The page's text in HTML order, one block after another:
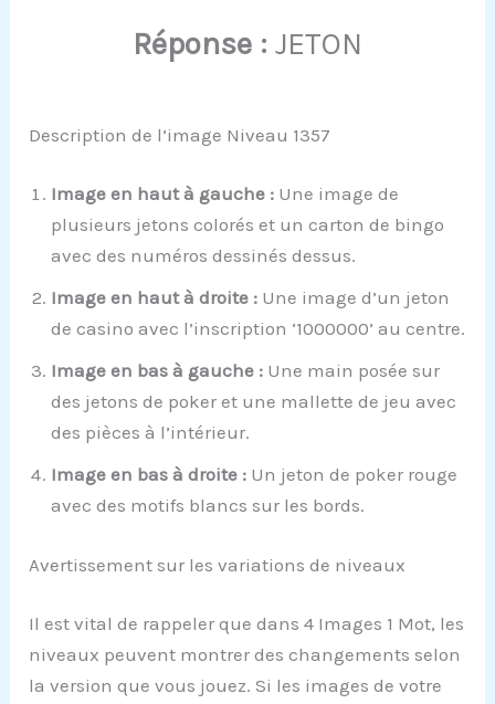
Réponse : JETON
Description de l’image Niveau 1357
Image en haut à gauche : Une image de
plusieurs jetons colorés et un carton de bingo
avec des numéros dessinés dessus.
Image en haut à droite : Une image d’un jeton
de casino avec l’inscription ‘1000000’ au centre.
Image en bas à gauche : Une main posée sur
des jetons de poker et une mallette de jeu avec
des pièces à l’intérieur.
Image en bas à droite : Un jeton de poker rouge
avec des motifs blancs sur les bords.
Avertissement sur les variations de niveaux
Il est vital de rappeler que dans 4 Images 1 Mot, les
niveaux peuvent montrer des changements selon
la version que vous jouez. Si les images de votre